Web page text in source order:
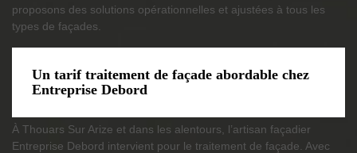
proposons des solutions opérationnelles et ajustées à tous les
types de façades.
Un tarif traitement de façade abordable chez
Entreprise Debord
À Thouars Sur Arize et dans les alentours, l’artisan façadier
Entreprise Debord intervient pour le traitement de façade. Avec